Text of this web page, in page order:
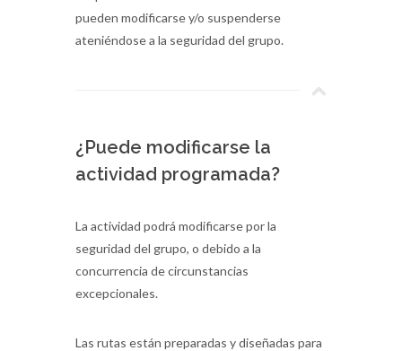
pueden modificarse y/o suspenderse
ateniéndose a la seguridad del grupo.
¿Puede modificarse la
actividad programada?
La actividad podrá modificarse por la
seguridad del grupo, o debido a la
concurrencia de circunstancias
excepcionales.
Las rutas están preparadas y diseñadas para